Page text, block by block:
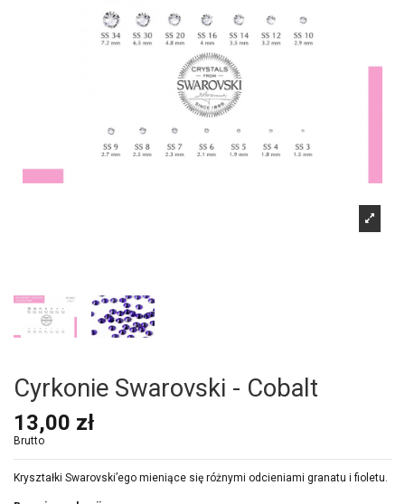
Cyrkonie Swarovski - Cobalt
13,00 zł
Brutto
Kryształki Swarovski’ego mieniące się różnymi odcieniami granatu i fioletu.